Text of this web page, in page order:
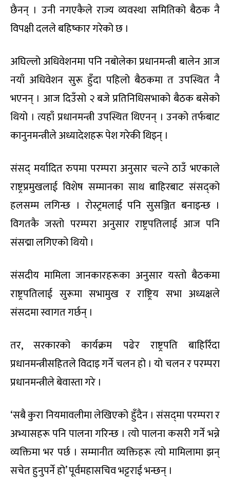
छैनन् । उनी नगएकैले राज्य व्यवस्था समितिको बैठक नै
विपक्षी दलले बहिष्कार गरेको छ ।
अघिल्लो अधिवेशनमा पनि नबोलेका प्रधानमन्त्री बालेन आज
नयाँ अधिवेशन सुरू हुँदा पहिलो बैठकमा त उपस्थित नै
भएनन् । आज दिउँसो २ बजे प्रतिनिधिसभाको बैठक बसेको
थियो । त्यहाँ प्रधानमन्त्री उपस्थित थिएनन् । उनको तर्फबाट
कानुनमन्त्रीले अध्यादेशहरू पेश गरेकी थिइन् ।
संसद् मर्यादित रुपमा परम्परा अनुसार चल्ने ठाउँ भएकाले
राष्ट्रप्रमुखलाई विशेष सम्मानका साथ बाहिरबाट संसद्को
हलसम्म लगिन्छ । रोस्ट्रमलाई पनि सुसञ्जित बनाइन्छ ।
विगतकै जस्तो परम्परा अनुसार राष्ट्रपतिलाई आज पनि
संसद्मा लगिएको थियो ।
संसदीय मामिला जानकारहरूका अनुसार यस्तो बैठकमा
राष्ट्रपतिलाई सुरूमा सभामुख र राष्ट्रिय सभा अध्यक्षले
संसदमा स्वागत गर्छन् ।
तर, सरकारको कार्यक्रम पढेर राष्ट्रपति बाहिरिँदा
प्रधानमन्त्रीसहितले विदाइ गर्ने चलन हो । यो चलन र परम्परा
प्रधानमन्त्रीले बेवास्ता गरे ।
‘सबै कुरा नियमावलीमा लेखिएको हुँदैन । संसद्‌मा परम्परा र
अभ्यासहरू पनि पालना गरिन्छ । त्यो पालना कसरी गर्ने भन्ने
व्यक्तिमा भर पर्छ । सम्मानीत व्यक्तिहरू त्यो मामिलामा झन्
सचेत हुनुपर्ने हो’ पूर्वमहासचिव भट्टराई भन्छन् ।